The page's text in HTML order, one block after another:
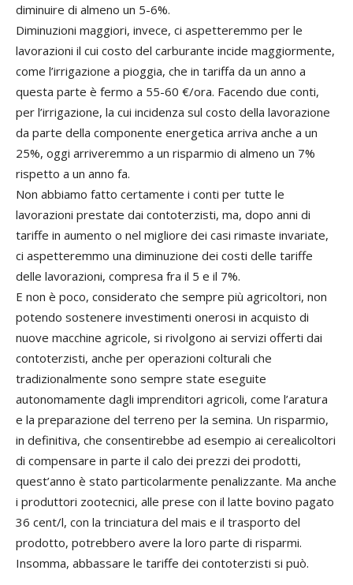
diminuire di almeno un 5-6%.
Diminuzioni maggiori, invece, ci aspetteremmo per le
lavorazioni il cui costo del carburante incide maggiormente,
come l’irrigazione a pioggia, che in tariffa da un anno a
questa parte è fermo a 55-60 €/ora. Facendo due conti,
per l’irrigazione, la cui incidenza sul costo della lavorazione
da parte della componente energetica arriva anche a un
25%, oggi arriveremmo a un risparmio di almeno un 7%
rispetto a un anno fa.
Non abbiamo fatto certamente i conti per tutte le
lavorazioni prestate dai contoterzisti, ma, dopo anni di
tariffe in aumento o nel migliore dei casi rimaste invariate,
ci aspetteremmo una diminuzione dei costi delle tariffe
delle lavorazioni, compresa fra il 5 e il 7%.
E non è poco, considerato che sempre più agricoltori, non
potendo sostenere investimenti onerosi in acquisto di
nuove macchine agricole, si rivolgono ai servizi offerti dai
contoterzisti, anche per operazioni colturali che
tradizionalmente sono sempre state eseguite
autonomamente dagli imprenditori agricoli, come l’aratura
e la preparazione del terreno per la semina. Un risparmio,
in definitiva, che consentirebbe ad esempio ai cerealicoltori
di compensare in parte il calo dei prezzi dei prodotti,
quest’anno è stato particolarmente penalizzante. Ma anche
i produttori zootecnici, alle prese con il latte bovino pagato
36 cent/l, con la trinciatura del mais e il trasporto del
prodotto, potrebbero avere la loro parte di risparmi.
Insomma, abbassare le tariffe dei contoterzisti si può.